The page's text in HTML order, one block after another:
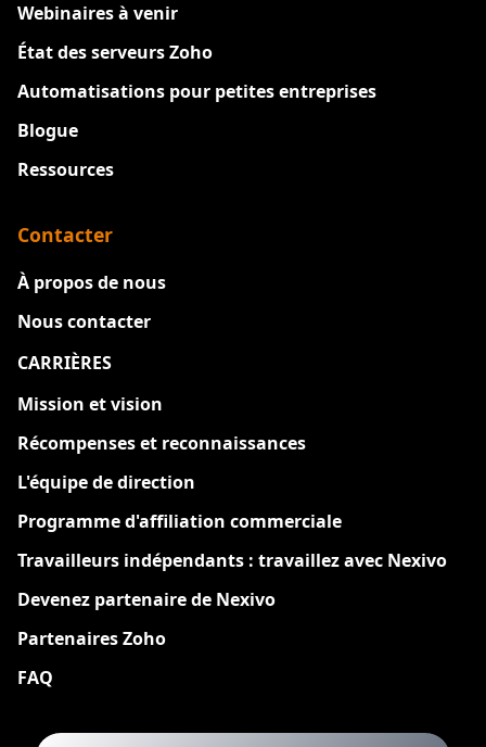
Webinaires à venir
État des serveurs Zoho
Automatisations pour petites entreprises
Blogue
Ressources
Contacter
À propos de nous
Nous contacter
CARRIÈRES
Mission et vision
Récompenses et reconnaissances
L'équipe de direction
Programme d'affiliation commerciale
Travailleurs indépendants : travaillez avec Nexivo
Devenez partenaire de Nexivo
Partenaires Zoho
FAQ